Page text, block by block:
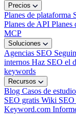
Precios
Planes de plataforma
Planes de API Planes
MCP
Soluciones
Agencias SEO
internos Haz SEO el
keywords
Recursos
Blog Casos de estudio
SEO gratis Wiki SEO
Keyword.com